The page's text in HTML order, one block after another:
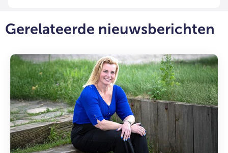
Gerelateerde nieuwsberichten
Lees
meer
over:
Ruimte
voor
een
normaal
leven,